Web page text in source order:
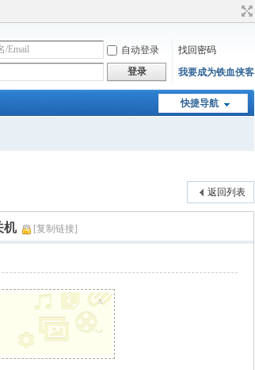
自动登录
找回密码
登录 我要成为铁血侠客
快捷导航
返回列表
机 [复制链接]
x